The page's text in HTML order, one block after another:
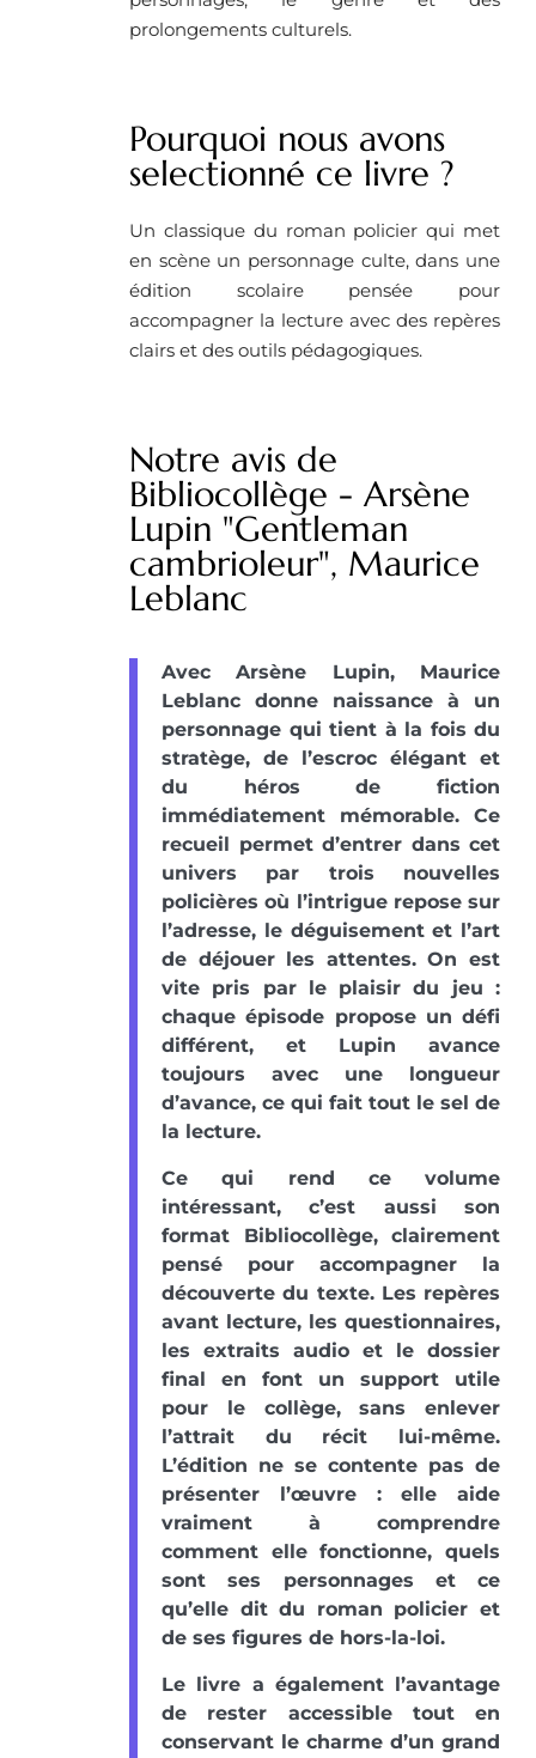
prolongements culturels.
Pourquoi nous avons
selectionné ce livre ?
Un classique du roman policier qui met
en scène un personnage culte, dans une
édition scolaire pensée pour
accompagner la lecture avec des repères
clairs et des outils pédagogiques.
Notre avis de
Bibliocollège - Arsène
Lupin "Gentleman
cambrioleur", Maurice
Leblanc
Avec Arsène Lupin, Maurice
Leblanc donne naissance à un
personnage qui tient à la fois du
stratège, de l’escroc élégant et
du héros de fiction
immédiatement mémorable. Ce
recueil permet d’entrer dans cet
univers par trois nouvelles
policières où l’intrigue repose sur
l’adresse, le déguisement et l’art
de déjouer les attentes. On est
vite pris par le plaisir du jeu :
chaque épisode propose un défi
différent, et Lupin avance
toujours avec une longueur
d’avance, ce qui fait tout le sel de
la lecture.
Ce qui rend ce volume
intéressant, c’est aussi son
format Bibliocollège, clairement
pensé pour accompagner la
découverte du texte. Les repères
avant lecture, les questionnaires,
les extraits audio et le dossier
final en font un support utile
pour le collège, sans enlever
l’attrait du récit lui-même.
L’édition ne se contente pas de
présenter l’œuvre : elle aide
vraiment à comprendre
comment elle fonctionne, quels
sont ses personnages et ce
qu’elle dit du roman policier et
de ses figures de hors-la-loi.
Le livre a également l’avantage
de rester accessible tout en
conservant le charme d’un grand